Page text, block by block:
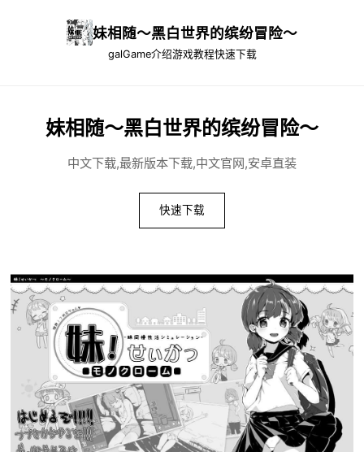
妹相随～黑白世界的缤纷冒险～
galGame介绍游戏教程快速下载
妹相随～黑白世界的缤纷冒险～
中文下载,最新版本下载,中文官网,安卓直装
快速下载